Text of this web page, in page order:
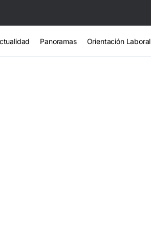
Panoramas Orientación Laboral